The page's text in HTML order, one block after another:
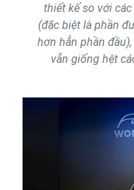
thiết kế so với
(đặc biệt là phần
hơn hẳn phần
vẫn giống hệt